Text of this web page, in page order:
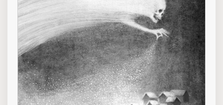
den Charts. Ausdrücklich erwähnenswert ist dabei auch die große
Spendenaktion für Hoffnung verändert alles während der
Begleittour, mit der sie um die 200.000 EUR…